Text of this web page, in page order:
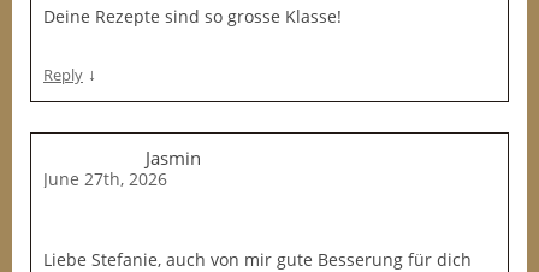
Deine Rezepte sind so grosse Klasse!
Reply ↓
Jasmin
June 27th, 2026
Liebe Stefanie, auch von mir gute Besserung für dich